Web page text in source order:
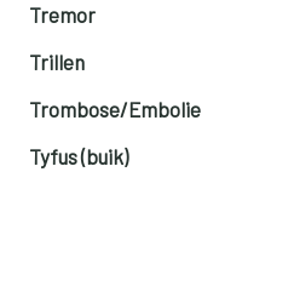
Tremor
Trillen
Trombose/Embolie
Tyfus (buik)